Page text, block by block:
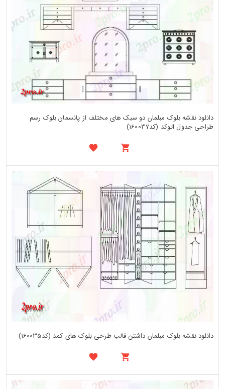
دانلود نقشه بلوک مبلمان دو سبک های مختلف از پانسمان بلوک رسم
طراحی جدول اتوکد (کد160037)
دانلود نقشه بلوک مبلمان داشتن قالب طرحی بلوک های کمد (کد160035)